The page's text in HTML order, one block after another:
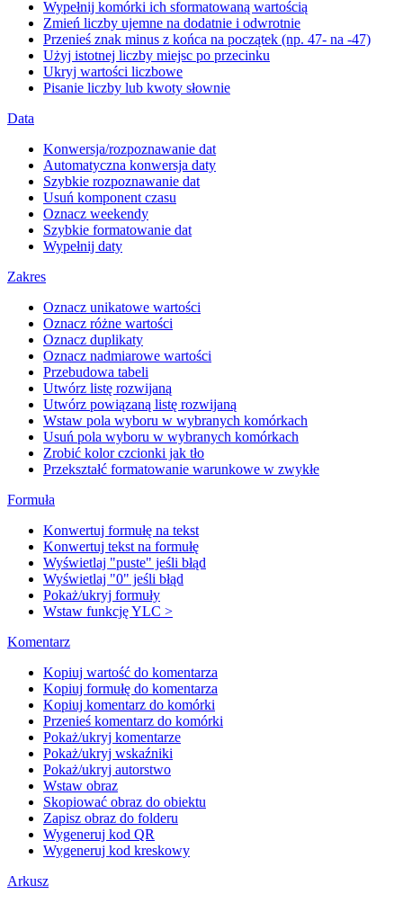
Wypełnij komórki ich sformatowaną wartością
Zmień liczby ujemne na dodatnie i odwrotnie
Przenieś znak minus z końca na początek (np. 47- na -47)
Użyj istotnej liczby miejsc po przecinku
Ukryj wartości liczbowe
Pisanie liczby lub kwoty słownie
Data
Konwersja/rozpoznawanie dat
Automatyczna konwersja daty
Szybkie rozpoznawanie dat
Usuń komponent czasu
Oznacz weekendy
Szybkie formatowanie dat
Wypełnij daty
Zakres
Oznacz unikatowe wartości
Oznacz różne wartości
Oznacz duplikaty
Oznacz nadmiarowe wartości
Przebudowa tabeli
Utwórz listę rozwijaną
Utwórz powiązaną listę rozwijaną
Wstaw pola wyboru w wybranych komórkach
Usuń pola wyboru w wybranych komórkach
Zrobić kolor czcionki jak tło
Przekształć formatowanie warunkowe w zwykłe
Formuła
Konwertuj formułę na tekst
Konwertuj tekst na formułę
Wyświetlaj "puste" jeśli błąd
Wyświetlaj "0" jeśli błąd
Pokaż/ukryj formuły
Wstaw funkcję YLC >
Komentarz
Kopiuj wartość do komentarza
Kopiuj formułę do komentarza
Kopiuj komentarz do komórki
Przenieś komentarz do komórki
Pokaż/ukryj komentarze
Pokaż/ukryj wskaźniki
Pokaż/ukryj autorstwo
Wstaw obraz
Skopiować obraz do obiektu
Zapisz obraz do folderu
Wygeneruj kod QR
Wygeneruj kod kreskowy
Arkusz